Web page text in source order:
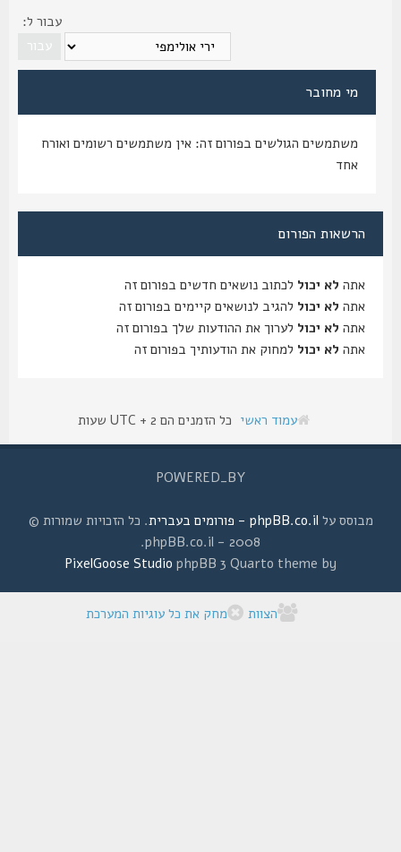
עבור ל:
מי מחובר
משתמשים הגולשים בפורום זה: אין משתמשים רשומים ואורח
הרשאות הפורום
לא יכול לכתוב נושאים חדשים בפורום זה
לא יכול להגיב לנושאים קיימים בפורום זה
לא יכול לערוך את ההודעות שלך בפורום זה
לא יכול למחוק את הודעותיך בפורום זה
עמוד ראשי כל הזמנים הם UTC + 2 שעות
POWERED_BY
מבוסס עלphpBB.co.il - פורומים בעברית
. כל הזכויות שמורות ©
2008 - phpBB.co.il.
phpBB 3 Quarto theme by
PixelGoose Studio
הצוות מחק את כל עוגיות המערכת